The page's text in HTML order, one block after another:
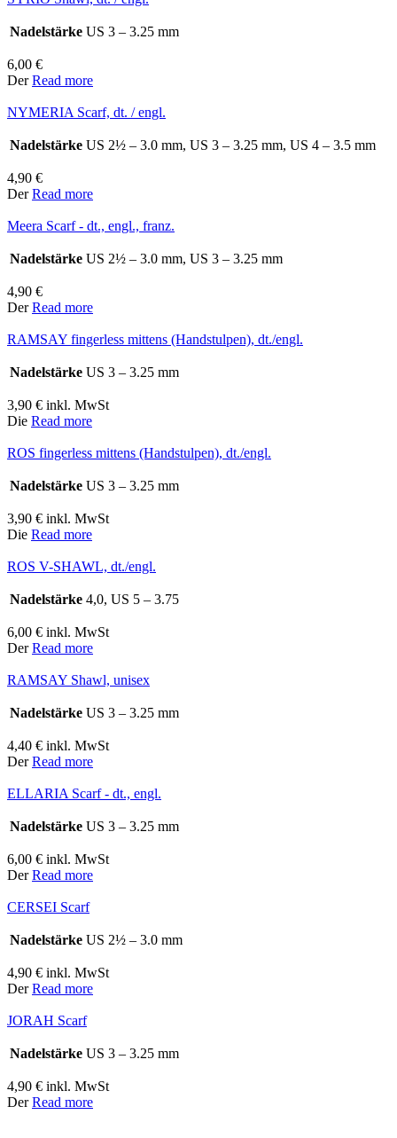
Nadelstärke US 3 – 3.25 mm
6,00 €
DerRead more
NYMERIA Scarf, dt. / engl.
Nadelstärke US 2½ – 3.0 mm, US 3 – 3.25 mm, US 4 – 3.5 mm
4,90 €
DerRead more
Meera Scarf - dt., engl., franz.
Nadelstärke US 2½ – 3.0 mm, US 3 – 3.25 mm
4,90 €
DerRead more
RAMSAY fingerless mittens (Handstulpen), dt./engl.
Nadelstärke US 3 – 3.25 mm
3,90 € inkl. MwSt
Die Read more
ROS fingerless mittens (Handstulpen), dt./engl.
Nadelstärke US 3 – 3.25 mm
3,90 € inkl. MwSt
Die Read more
ROS V-SHAWL, dt./engl.
Nadelstärke 4,0, US 5 – 3.75
6,00 € inkl. MwSt
DerRead more
RAMSAY Shawl, unisex
Nadelstärke US 3 – 3.25 mm
4,40 € inkl. MwSt
DerRead more
ELLARIA Scarf - dt., engl.
Nadelstärke US 3 – 3.25 mm
6,00 € inkl. MwSt
DerRead more
CERSEI Scarf
Nadelstärke US 2½ – 3.0 mm
4,90 € inkl. MwSt
DerRead more
JORAH Scarf
Nadelstärke US 3 – 3.25 mm
4,90 € inkl. MwSt
DerRead more